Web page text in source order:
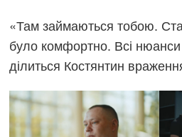
«Там займаються тобою.
було комфортно. Всі
ділиться Костянтин